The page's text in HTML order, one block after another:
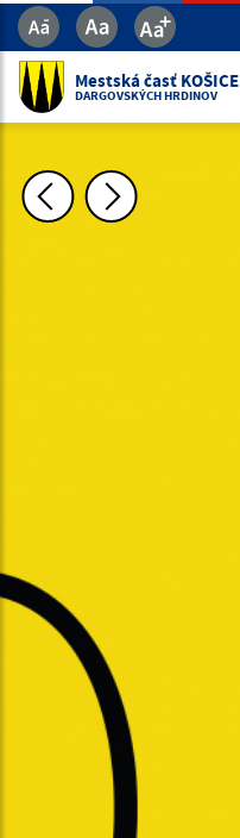
Mestská časť KOŠICE
DARGOVSKÝCH HRDINOV